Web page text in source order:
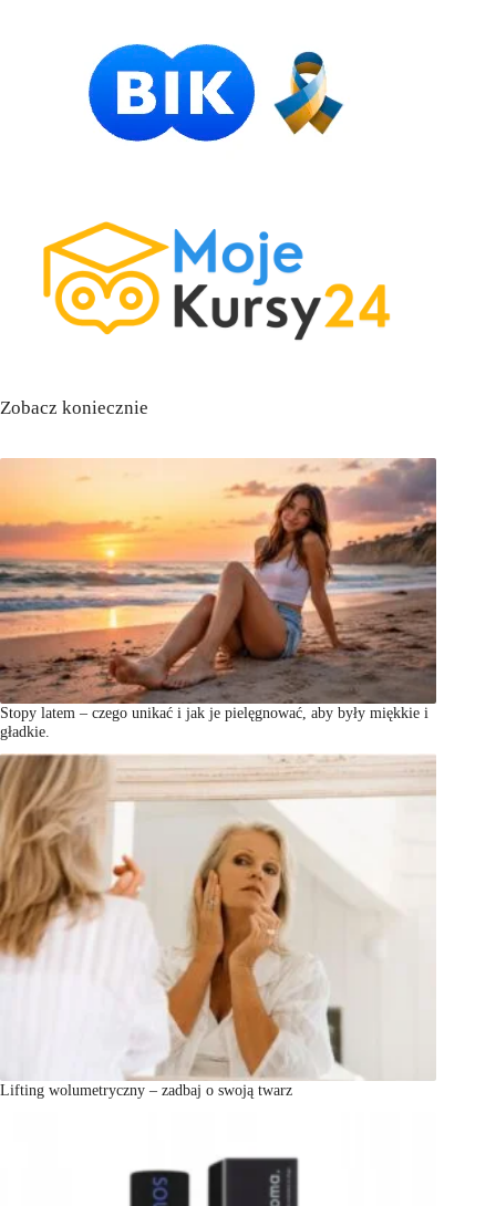
Zobacz koniecznie
Stopy latem – czego unikać i jak je pielęgnować, aby były miękkie i
gładkie.
Lifting wolumetryczny – zadbaj o swoją twarz